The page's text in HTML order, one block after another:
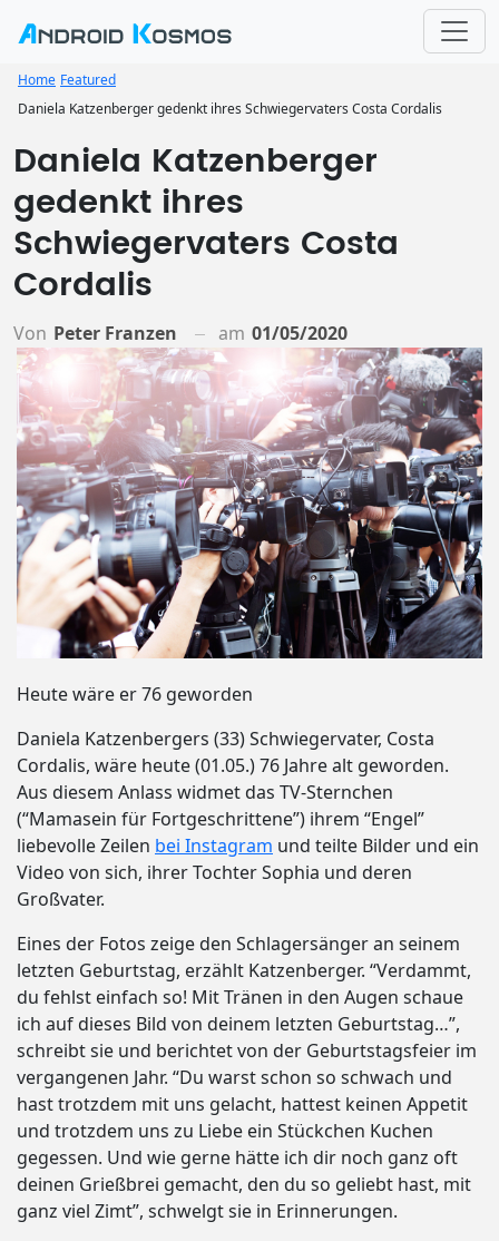
Home Featured
Daniela Katzenberger gedenkt ihres Schwiegervaters Costa Cordalis
Daniela Katzenberger
gedenkt ihres
Schwiegervaters Costa
Cordalis
Von Peter Franzen am 01/05/2020
Heute wäre er 76 geworden
Daniela Katzenbergers (33) Schwiegervater, Costa
Cordalis, wäre heute (01.05.) 76 Jahre alt geworden.
Aus diesem Anlass widmet das TV-Sternchen
(“Mamasein für Fortgeschrittene”) ihrem “Engel”
liebevolle Zeilen bei Instagram und teilte Bilder und ein
Video von sich, ihrer Tochter Sophia und deren
Großvater.
Eines der Fotos zeige den Schlagersänger an seinem
letzten Geburtstag, erzählt Katzenberger. “Verdammt,
du fehlst einfach so! Mit Tränen in den Augen schaue
ich auf dieses Bild von deinem letzten Geburtstag…”,
schreibt sie und berichtet von der Geburtstagsfeier im
vergangenen Jahr. “Du warst schon so schwach und
hast trotzdem mit uns gelacht, hattest keinen Appetit
und trotzdem uns zu Liebe ein Stückchen Kuchen
gegessen. Und wie gerne hätte ich dir noch ganz oft
deinen Grießbrei gemacht, den du so geliebt hast, mit
ganz viel Zimt”, schwelgt sie in Erinnerungen.